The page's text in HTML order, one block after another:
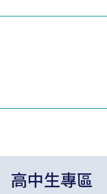
高中生專區